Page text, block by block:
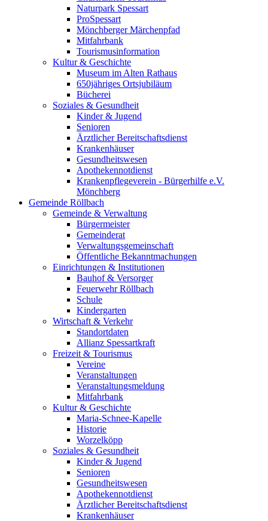
Naturpark Spessart
ProSpessart
Mönchberger Märchenpfad
Mitfahrbank
Tourismusinformation
Kultur & Geschichte
Museum im Alten Rathaus
650jähriges Ortsjubiläum
Bücherei
Soziales & Gesundheit
Kinder & Jugend
Senioren
Ärztlicher Bereitschaftsdienst
Krankenhäuser
Gesundheitswesen
Apothekennotdienst
Krankenpflegeverein - Bürgerhilfe e.V.
Mönchberg
Gemeinde Röllbach
Gemeinde & Verwaltung
Bürgermeister
Gemeinderat
Verwaltungsgemeinschaft
Öffentliche Bekanntmachungen
Einrichtungen & Institutionen
Bauhof & Versorger
Feuerwehr Röllbach
Schule
Kindergarten
Wirtschaft & Verkehr
Standortdaten
Allianz Spessartkraft
Freizeit & Tourismus
Vereine
Veranstaltungen
Veranstaltungsmeldung
Mitfahrbank
Kultur & Geschichte
Maria-Schnee-Kapelle
Historie
Worzelköpp
Soziales & Gesundheit
Kinder & Jugend
Senioren
Gesundheitswesen
Apothekennotdienst
Ärztlicher Bereitschaftsdienst
Krankenhäuser